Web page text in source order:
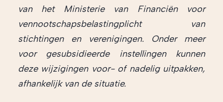
van het Ministerie van Financiën voor
vennootschapsbelastingplicht van
stichtingen en verenigingen. Onder meer
voor gesubsidieerde instellingen kunnen
deze wijzigingen voor- of nadelig uitpakken,
afhankelijk van de situatie.